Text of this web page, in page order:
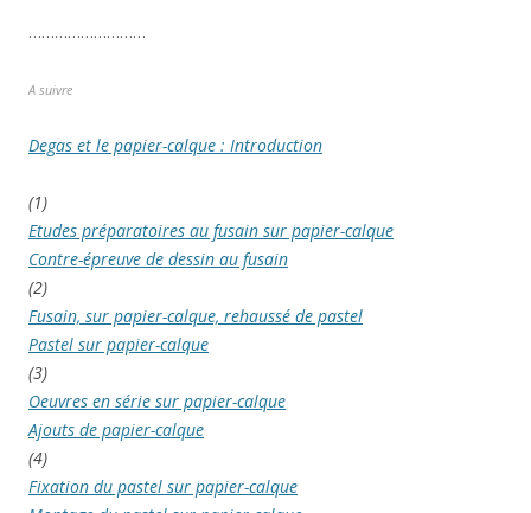
………………………
A suivre
Degas et le papier-calque : Introduction
(1)
Etudes préparatoires au fusain sur papier-calque
Contre-épreuve de dessin au fusain
(2)
Fusain, sur papier-calque, rehaussé de pastel
Pastel sur papier-calque
(3)
Oeuvres en série sur papier-calque
Ajouts de papier-calque
(4)
Fixation du pastel sur papier-calque